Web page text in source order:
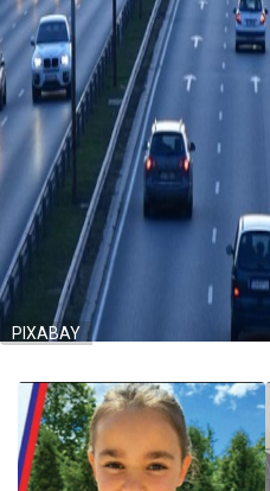
PIXABAY